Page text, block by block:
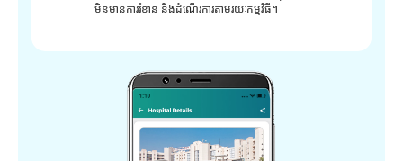
មិនមានការរំខាន និងដំណើរការតាមរយៈកម្មវិធី។